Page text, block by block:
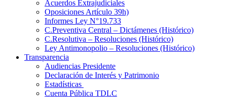
Acuerdos Extrajudiciales
Oposiciones Artículo 39h)
Informes Ley N°19.733
C.Preventiva Central – Dictámenes (Histórico)
C.Resolutiva – Resoluciones (Histórico)
Ley Antimonopolio – Resoluciones (Histórico)
Transparencia
Audiencias Presidente
Declaración de Interés y Patrimonio
Estadísticas
Cuenta Pública TDLC